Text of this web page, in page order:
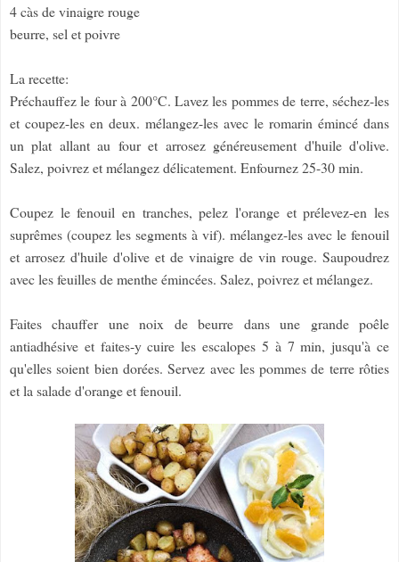
4 càs de vinaigre rouge
beurre, sel et poivre
La recette:
Préchauffez le four à 200°C. Lavez les pommes de terre, séchez-les
et coupez-les en deux. mélangez-les avec le romarin émincé dans
un plat allant au four et arrosez généreusement d'huile d'olive.
Salez, poivrez et mélangez délicatement. Enfournez 25-30 min.
Coupez le fenouil en tranches, pelez l'orange et prélevez-en les
suprêmes (coupez les segments à vif). mélangez-les avec le fenouil
et arrosez d'huile d'olive et de vinaigre de vin rouge. Saupoudrez
avec les feuilles de menthe émincées. Salez, poivrez et mélangez.
Faites chauffer une noix de beurre dans une grande poêle
antiadhésive et faites-y cuire les escalopes 5 à 7 min, jusqu'à ce
qu'elles soient bien dorées. Servez avec les pommes de terre rôties
et la salade d'orange et fenouil.